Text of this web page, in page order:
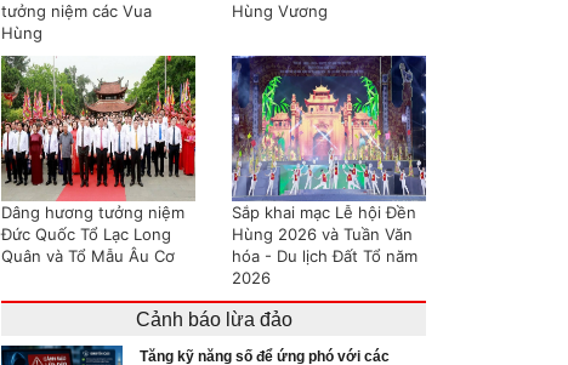
tưởng niệm các Vua
Hùng
Hùng Vương
Dâng hương tưởng niệm
Đức Quốc Tổ Lạc Long
Quân và Tổ Mẫu Âu Cơ
Sắp khai mạc Lễ hội Đền
Hùng 2026 và Tuần Văn
hóa - Du lịch Đất Tổ năm
2026
Cảnh báo lừa đảo
Tăng kỹ năng số để ứng phó với các